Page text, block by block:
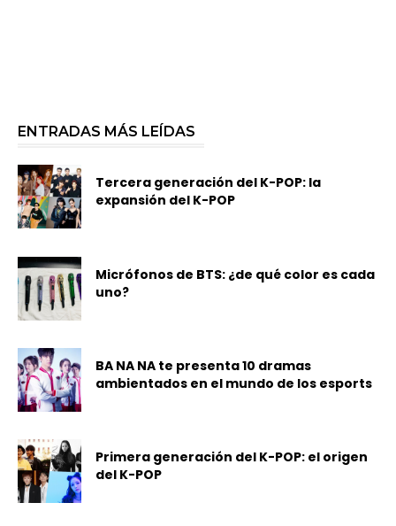
ENTRADAS MÁS LEÍDAS
Tercera generación del K-POP: la
expansión del K-POP
Micrófonos de BTS: ¿de qué color es cada
uno?
BA NA NA te presenta 10 dramas
ambientados en el mundo de los esports
Primera generación del K-POP: el origen
del K-POP